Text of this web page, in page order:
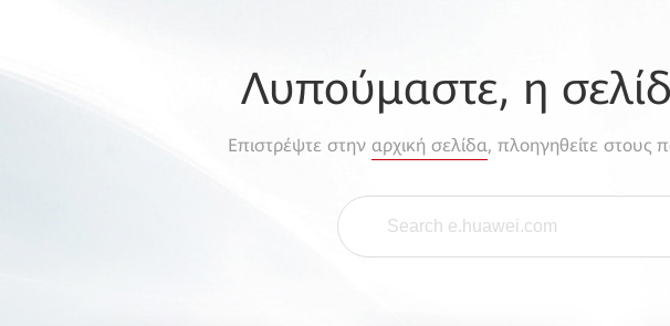
Λυπούμαστε, η
Επιστρέψτε στην αρχική σελίδα, πλοηγηθείτε στους